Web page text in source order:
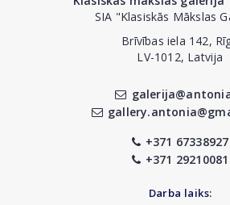
SIA "Klasiskās Mākslas
Brīvības iela 142,
LV-1012, Latvija
+371 67338927
+371 29210081
Darba laiks: